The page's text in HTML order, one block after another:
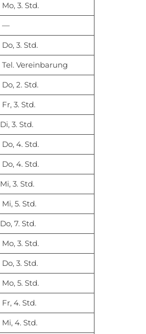
Mo, 3. Std.
—
Do, 3. Std.
Tel. Vereinbarung
Do, 2. Std.
Fr, 3. Std.
Di, 3. Std.
Do, 4. Std.
Do, 4. Std.
Mi, 3. Std.
Mi, 5. Std.
Do, 7. Std.
Mo, 3. Std.
Do, 3. Std.
Mo, 5. Std.
Fr, 4. Std.
Mi, 4. Std.